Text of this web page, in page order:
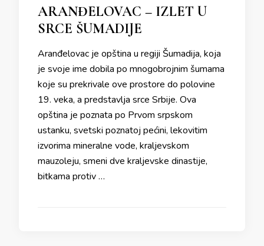
ARANĐELOVAC – IZLET U
SRCE ŠUMADIJE
Aranđelovac je opština u regiji Šumadija, koja
je svoje ime dobila po mnogobrojnim šumama
koje su prekrivale ove prostore do polovine
19. veka, a predstavlja srce Srbije. Ova
opština je poznata po Prvom srpskom
ustanku, svetski poznatoj pećini, lekovitim
izvorima mineralne vode, kraljevskom
mauzoleju, smeni dve kraljevske dinastije,
bitkama protiv …